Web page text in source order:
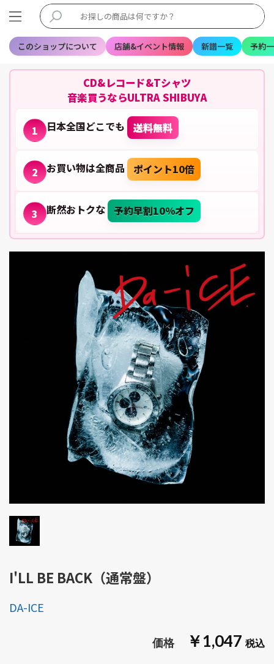
このショップについて 店舗&イベント情報 新譜一覧 予約
CD&レコード&Tシャツ
音楽買うならULTRA SHIBUYA
1 日本全国どこでも 送料無料
2 お買い物は全商品 ポイント10倍
3 断然おトクな 予約早割10%オフ
I'LL BE BACK（通常盤）
￥1,047
DA-ICE